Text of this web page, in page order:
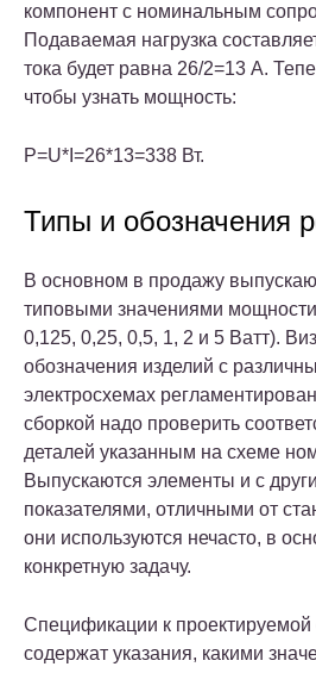
компонент с номинальным
Подаваемая нагрузка
тока будет равна 26/2=13 А.
чтобы узнать мощность:
P=U*I=26*13=338 Вт.
Типы и обозначения
В основном в продажу
типовыми значениями
0,125, 0,25, 0,5, 1, 2 и 5 Ватт).
обозначения изделий с
электросхемах
сборкой надо проверить
деталей указанным на схеме
Выпускаются элементы и с
показателями, отличными от
они используются нечасто, в
конкретную задачу.
Спецификации к проектируемой
содержат указания, какими